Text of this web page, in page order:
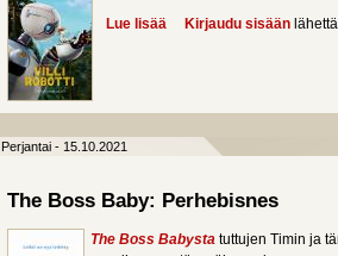
Lue lisää about Villi robotti
Kirjaudu sisään
Perjantai - 15.10.2021
The Boss Baby: Perhebisnes
The Boss Babysta tuttujen Timin ja